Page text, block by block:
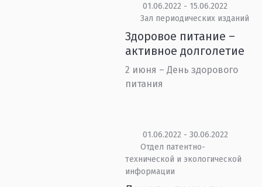
01.06.2022 - 15.06.2022
Зал периодических изданий
Здоровое питание –
активное долголетие
2 июня – День здорового
питания
01.06.2022 - 30.06.2022
Отдел патентно-
технической и экологической
информации